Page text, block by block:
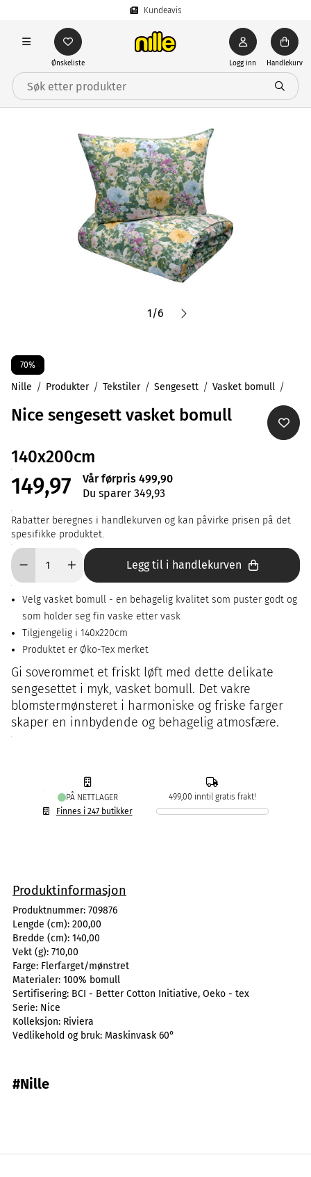
Kundeavis
Ønskeliste Logg inn Handlekurv
1/6
70%
Nille Produkter Tekstiler Sengesett Vasket bomull
Nice sengesett vasket bomull
140x200cm
149,97
Vår førpris 499,90
Du sparer 349,93
Rabatter beregnes i handlekurven og kan påvirke prisen på det
spesifikke produktet.
Legg til i handlekurven
Velg vasket bomull - en behagelig kvalitet som puster godt og
som holder seg fin vaske etter vask
Tilgjengelig i 140x220cm
Produktet er Øko-Tex merket
Gi soverommet et friskt løft med dette delikate
sengesettet i myk, vasket bomull. Det vakre
blomstermønsteret i harmoniske og friske farger
skaper en innbydende og behagelig atmosfære.
PÅ NETTLAGER
Finnes i 247 butikker
499,00 inntil gratis frakt!
Produktinformasjon
Produktnummer: 709876
Lengde (cm): 200,00
Bredde (cm): 140,00
Vekt (g): 710,00
Farge: Flerfarget/mønstret
Materialer: 100% bomull
Sertifisering: BCI - Better Cotton Initiative, Oeko - tex
Serie: Nice
Kolleksjon: Riviera
Vedlikehold og bruk: Maskinvask 60°
#Nille